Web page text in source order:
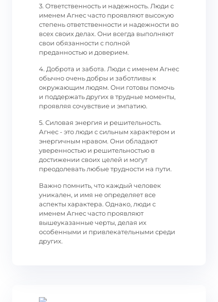
3. Ответственность и надежность. Люди с
именем Агнес часто проявляют высокую
степень ответственности и надежности во
всех своих делах. Они всегда выполняют
свои обязанности с полной
преданностью и доверием.
4. Доброта и забота. Люди с именем Агнес
обычно очень добры и заботливы к
окружающим людям. Они готовы помочь
и поддержать других в трудные моменты,
проявляя сочувствие и эмпатию.
5. Силовая энергия и решительность.
Агнес - это люди с сильным характером и
энергичным нравом. Они обладают
уверенностью и решительностью в
достижении своих целей и могут
преодолевать любые трудности на пути.
Важно помнить, что каждый человек
уникален, и имя не определяет все
аспекты характера. Однако, люди с
именем Агнес часто проявляют
вышеуказанные черты, делая их
особенными и привлекательными среди
других.